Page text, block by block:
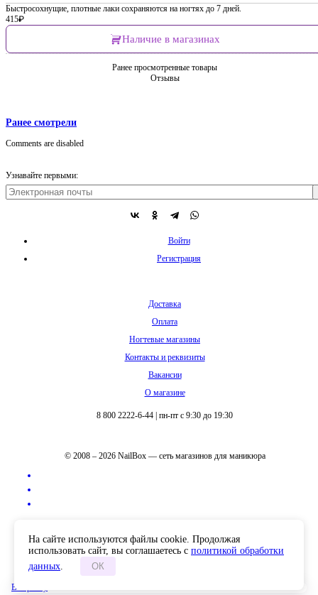
Быстросохнущие, плотные лаки сохраняются на ногтях до 7 дней.
415₽
В корзину
Наличие в магазинах
Ранее просмотренные товары
Отзывы
Ранее смотрели
Comments are disabled
Узнавайте первыми:
Войти
Регистрация
Доставка
Оплата
Ногтевые магазины
Контакты и реквизиты
Вакансии
О магазине
8 800 2222-6-44 пн-пт с 9:30 до 19:30
© 2008 – 2026 NailBox — сеть магазинов для маникюра
На сайте используются файлы cookie. Продолжая
использовать сайт, вы соглашаетесь с политикой обработки
данных. ОК